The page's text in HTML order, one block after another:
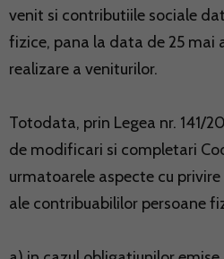
venit si contributiile sociale
fizice, pana la data de 25 mai
realizare a veniturilor.
Totodata, prin Legea nr. 141/
de modificari si completari
urmatoarele aspecte cu
ale contribuabililor persoane